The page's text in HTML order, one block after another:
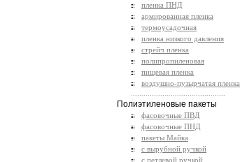
пленка ПНД
армированная пленка
термоусадочная
пленка низкого давления
стрейч пленка
полипропиленовая
пищевая пленка
воздушно-пузырчатая пленка
Полиэтиленовые пакеты
фасовочные ПВД
фасовочные ПНД
пакеты Майка
с вырубной ручкой
с петлевой ручкой